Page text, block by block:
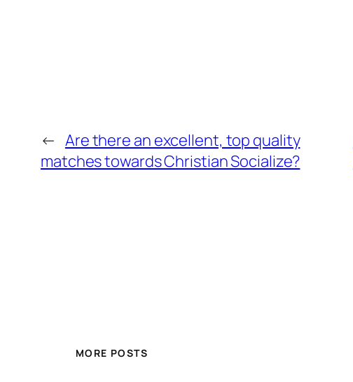
← Are there an excellent, top quality
matches towards Christian Socialize?
MORE POSTS